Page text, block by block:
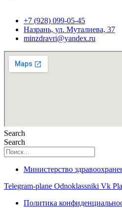
+7 (928) 099-05-45
Назрань, ул. Муталиева, 37
minzdravri@yandex.ru
Search
Search
Министерство
Telegram-plane Odnoklassniki Vk
Политика